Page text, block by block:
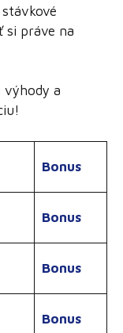
si práve na
výhody a
Bonus
Bonus
Bonus
Bonus